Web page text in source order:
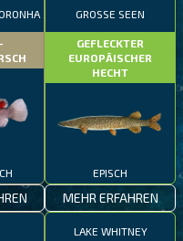
GROSSE SEEN
GEFLECKTER
EUROPÄISCHER
HECHT
EPISCH
MEHR ERFAHREN
LAKE WHITNEY